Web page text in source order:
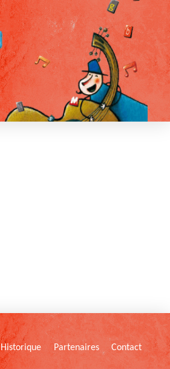
Historique Partenaires Contact